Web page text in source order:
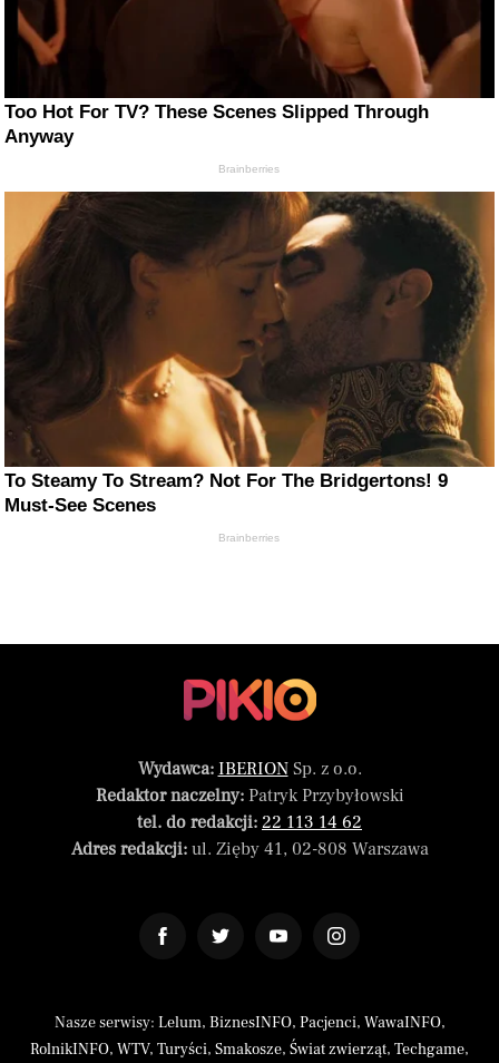
Too Hot For TV? These Scenes Slipped Through
Anyway
Brainberries
To Steamy To Stream? Not For The Bridgertons! 9
Must-See Scenes
Brainberries
Wydawca: IBERIONSp. z o.o.
Redaktor naczelny:Patryk Przybyłowski
tel. do redakcji: 22 113 14 62
Adres redakcji:ul. Zięby 41, 02-808 Warszawa
Nasze serwisy: Lelum, BiznesINFO, Pacjenci, WawaINFO,
RolnikINFO, WTV, Turyści, Smakosze, Świat zwierząt, Techgame,